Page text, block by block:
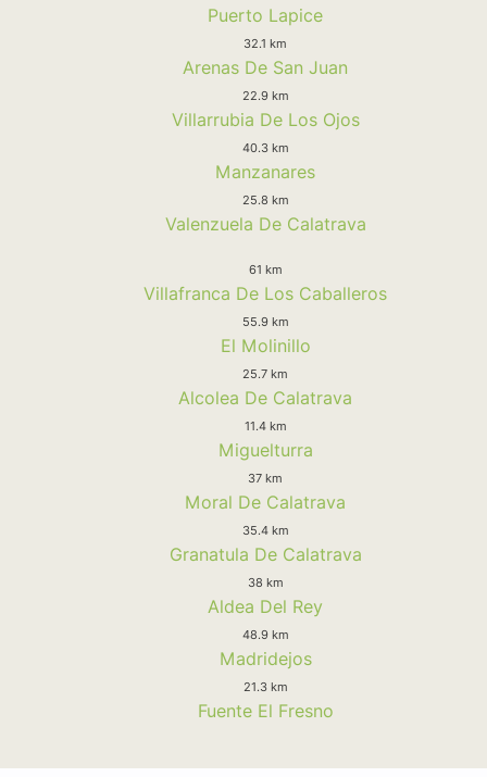
Puerto Lapice
32.1 km
Arenas De San Juan
22.9 km
Villarrubia De Los Ojos
40.3 km
Manzanares
25.8 km
Valenzuela De Calatrava
61 km
Villafranca De Los Caballeros
55.9 km
El Molinillo
25.7 km
Alcolea De Calatrava
11.4 km
Miguelturra
37 km
Moral De Calatrava
35.4 km
Granatula De Calatrava
38 km
Aldea Del Rey
48.9 km
Madridejos
21.3 km
Fuente El Fresno